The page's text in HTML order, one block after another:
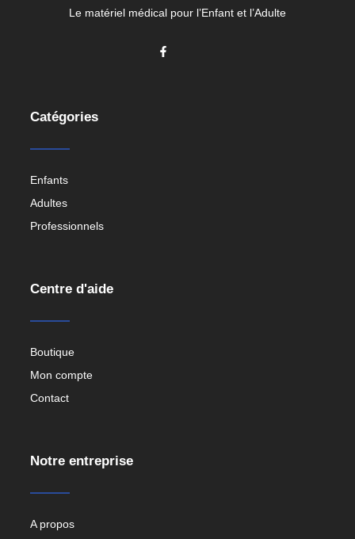
Le matériel médical pour l’Enfant et l’Adulte
Catégories
Enfants
Adultes
Professionnels
Centre d'aide
Boutique
Mon compte
Contact
Notre entreprise
A propos